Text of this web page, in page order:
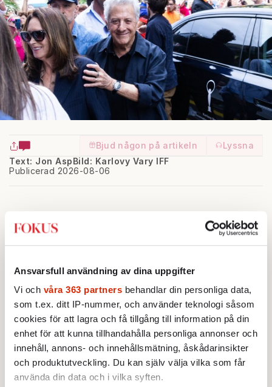
Ansvarsfull användning av dina uppgifter
Vi och våra 363 partners behandlar din personliga data,
som t.ex. ditt IP-nummer, och använder teknologi såsom
cookies för att lagra och få tillgång till information på din
enhet för att kunna tillhandahålla personliga annonser och
innehåll, annons- och innehållsmätning, åskådarinsikter
och produktutveckling. Du kan själv välja vilka som får
använda din data och i vilka syften.
Bjud någon på artikeln
Lyssna
Text: Jon Asp
Publicerad 2026-08-06
Bild: Karlovy Vary IFF
B
Law. Och i år även Stellan Skarsgård.
Samtliga spelar, i olika små snuttar,
huvudrollen i de filmer som inleder varje
ordinarie visning i Karlovy Vary, den vackra
tjeckiska kurorten som i juli varje år gör vad
den kan för att dra filmvärldens blickar till